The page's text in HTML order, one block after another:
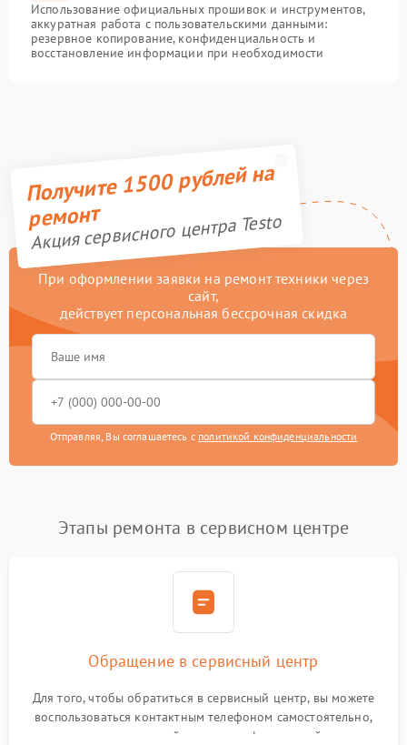
Использование официальных прошивок и инструментов,
аккуратная работа с пользовательскими данными:
резервное копирование, конфиденциальность и
восстановление информации при необходимости
Получите 1500 рублей на
ремонт
Акция сервисного центра Testo
При оформлении заявки на ремонт техники через
сайт,
действует персональная бессрочная скидка
Отправляя, Вы соглашаетесь с политикой конфиденциальности
Этапы ремонта в сервисном центре
Обращение в сервисный центр
Для того, чтобы обратиться в сервисный центр, вы можете
воспользоваться контактным телефоном самостоятельно,
или оставить свой номер телефона на сайте